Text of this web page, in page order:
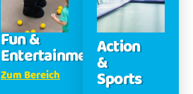
Fun &
Entertainment
Zum Bereich
Action
&
Sports